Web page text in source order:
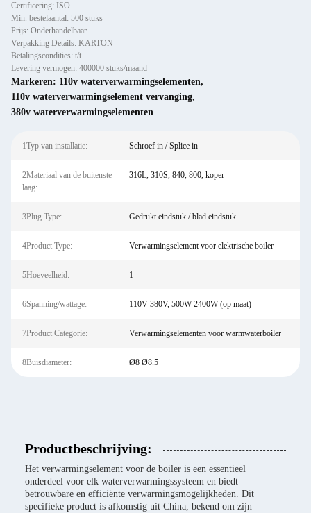
Certificering: ISO
Min. bestelaantal: 500 stuks
Prijs: Onderhandelbaar
Verpakking Details: KARTON
Betalingscondities: t/t
Levering vermogen: 400000 stuks/maand
Markeren: 110v waterverwarmingselementen,
110v waterverwarmingselement vervanging,
380v waterverwarmingselementen
1Typ van installatie: Schroef in / Splice in
2Materiaal van de buitenste
laag:
316L, 310S, 840, 800, koper
3Plug Type: Gedrukt eindstuk / blad eindstuk
4Product Type: Verwarmingselement voor elektrische boiler
5Hoeveelheid: 1
6Spanning/wattage: 110V-380V, 500W-2400W (op maat)
7Product Categorie: Verwarmingselementen voor warmwaterboiler
8Buisdiameter: Ø8 Ø8.5
Productbeschrijving:
Het verwarmingselement voor de boiler is een essentieel
onderdeel voor elk waterverwarmingssysteem en biedt
betrouwbare en efficiënte verwarmingsmogelijkheden. Dit
specifieke product is afkomstig uit China, bekend om zijn